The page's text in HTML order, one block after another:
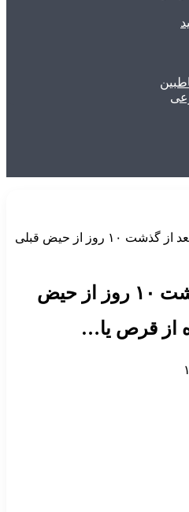
خون دیدن بعد از گذشت ۱۰ روز از حیض قبلی
خون دیدن بعد از گذشت ۱۰ روز از حیض
از قرص یا…